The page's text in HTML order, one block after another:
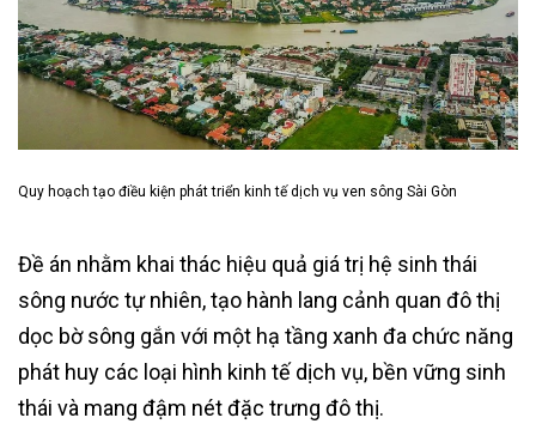
Quy hoạch tạo điều kiện phát triển kinh tế dịch vụ ven sông Sài Gòn
Đề án nhằm khai thác hiệu quả giá trị hệ sinh thái
sông nước tự nhiên, tạo hành lang cảnh quan đô thị
dọc bờ sông gắn với một hạ tầng xanh đa chức năng
phát huy các loại hình kinh tế dịch vụ, bền vững sinh
thái và mang đậm nét đặc trưng đô thị.